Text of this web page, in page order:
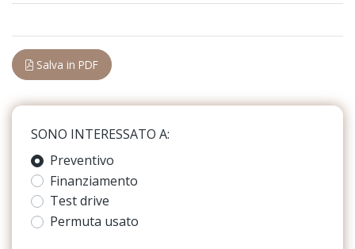
Console centrale multifunzione
Copertura vano bagagli
Cromature interne
Fari a led
Fari con accensione automatica
Fari con accensione automatica + sensore pioggia
Salva in PDF
SONO INTERESSATO A:
Preventivo
Finanziamento
Test drive
Permuta usato